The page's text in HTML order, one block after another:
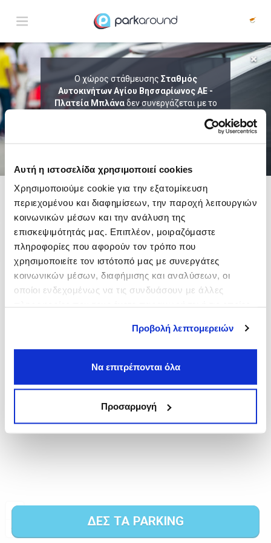
Αυτή η ιστοσελίδα χρησιμοποιεί cookies
Χρησιμοποιούμε cookie για την εξατομίκευση
περιεχομένου και διαφημίσεων, την παροχή λειτουργιών
κοινωνικών μέσων και την ανάλυση της
επισκεψιμότητάς μας. Επιπλέον, μοιραζόμαστε
πληροφορίες που αφορούν τον τρόπο που
χρησιμοποιείτε τον ιστότοπό μας με συνεργάτες
κοινωνικών μέσων, διαφήμισης και αναλύσεων, οι
οποίοι ενδεχομένως να τις συνδυάσουν με άλλες
Προβολή λεπτομερειών
Να επιτρέπονται όλα
Προσαρμογή
Ο χώρος στάθμευσης Σταθμός
Αυτοκινήτων Αγίου Βησσαρίωνος ΑΕ -
Πλατεία Μπλάναδεν συνεργάζεται με το
PARKING.
Δες τώρα τα parking στο χάρτη και σύγκρινετιμή
καιαπόσταση
ΔΕΣ ΤΑ PARKING
ΑΠΟΤΕΛΕΣΜΑΤΑ ΓΙΑ:
ΑΦΙΞΗ Παρ 07 Αυγ 04:45 ΔΙΑΡΚΕΙΑ